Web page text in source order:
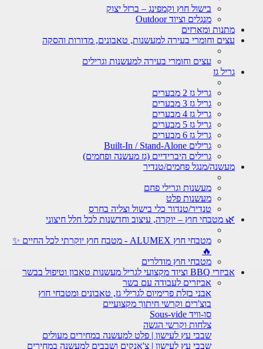
בישול חוץ וקמפינג – ברזל יצוק
מנגלים וציוד Outdoor
מתנות ומארזים
עצים וחומרי בעירה למעשנות, טאבונים, מדורות והסקה
עצים וחומרי בעירה למעשנות וגרילים
גריל גז
גריל גז 2 מבערים
גריל גז 3 מבערים
גריל גז 4 מבערים
גריל גז 5 מבערים
גריל גז 6 מבערים
גרילים Built-In / Stand-Alone
גרילים היברידיים (גז מעשנה ופחמים)
מעשנה/מנגל פחמים/טנדיר
מעשנות וגרילי פחם
מעשנות פלט
טנדיר/טנדור כלי בישול וצליה בחרס
🌿 מטבחי חוץ – יוקרה, עיצוב וחדשנות לכל חלל חיצוני
מטבחי חוץ ALUMEX - מטבח חוץ יוקרתי לכל החיים ✨
מטבחי חוץ מודלרים
אביזרי BBQ וציוד מקצועי לגריל מעשנות טאבון וטיפול בבשר
אביזרים לעבודה עם בשר
אבני בזלת פרימיום לגרילי גז, טאבונים ומטבחי חוץ
בוצ'רים וקרשי חיתוך מקצועיים
סו-וויד Sous-vide
צלחות וקרשי הגשה
שבבי עץ לעישון | פלט למעשנה במחירים מעולים
שבבי עץ לעישון | צ'אנקים ושבבים למעשנה במחירים